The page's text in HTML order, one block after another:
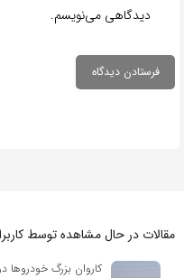
دیدگاهی می‌نویسم.
مقالات در حال مشاهده توسط
کاروان بزرگ خودروها